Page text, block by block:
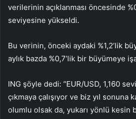
verilerinin açıklanması öncesinde
seviyesine yükseldi.
Bu verinin, önceki aydaki %1,2’lik
aylık bazda %0,7’lik bir büyümeye
ING şöyle dedi: “EUR/USD, 1,160
çıkmaya çalışıyor ve biz yıl sonuna
olumlu olsak da, yukarı yönlü kesin